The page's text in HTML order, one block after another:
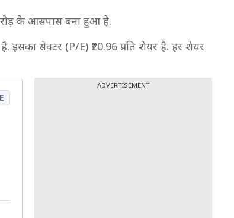
के आसपास बना हुआ है.
सेक्टर (P/E) ₹20.96 प्रति शेयर है. हर शेयर
ADVERTISEMENT